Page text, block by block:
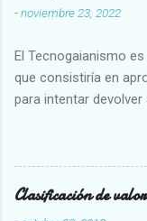
-noviembre 23, 2022
El Tecnogaianismo
que consistiría en
para intentar
Clasificación de